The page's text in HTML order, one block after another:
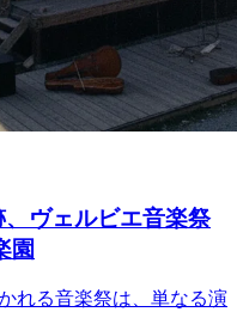
ヴェルビエ音楽祭
園
れる音楽祭は、単なる演